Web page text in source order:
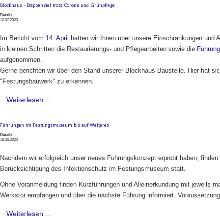
Blockhaus - Etappenziel trotz Corona und Grünpflege
Details
12.07.2020
Im Bericht vom 14. April
hatten wir Ihnen über unsere Einschränkungen und
in kleinen Schritten die Restaurierungs- und Pflegearbeiten sowie die
aufgenommen.
Gerne berichten wir über den Stand unserer Blockhaus-Baustelle. Hier hat
"Festungsbauwerk" zu erkennen.
Weiterlesen ...
Führungen im Festungsmuseum bis auf Weiteres
Details
18.06.2020
Nachdem wir erfolgreich unser neues Führungskonzept erprobt haben,
Berücksichtigung des Infektionschutz im Festungsmuseum statt.
Ohne Voranmeldung finden Kurzführungen und Alleinerkundung mit jeweils
Werkstor empfangen und über die nächste Führung informiert.
Weiterlesen ...